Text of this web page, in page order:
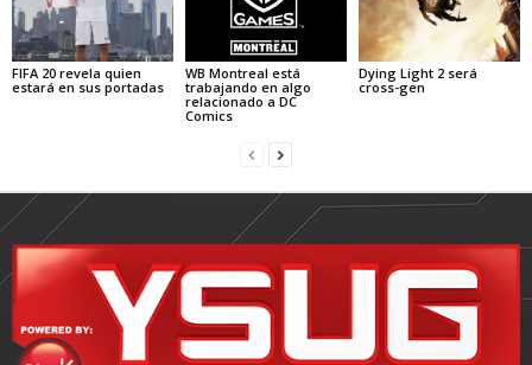
FIFA 20 revela quien
estará en sus portadas
WB Montreal está
trabajando en algo
relacionado a DC
Comics
Dying Light 2 será
cross-gen